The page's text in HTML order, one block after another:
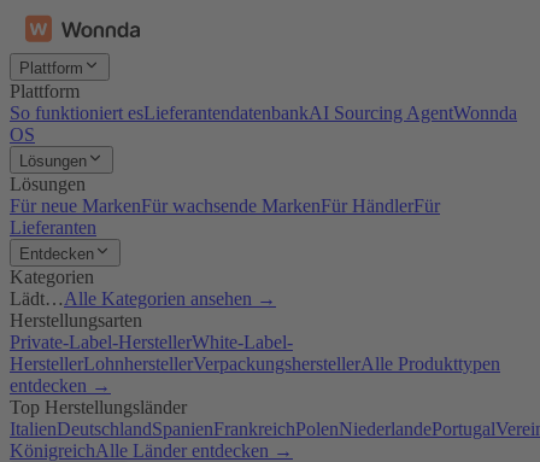
Plattform
Plattform
So funktioniert esLieferantendatenbankAI Sourcing AgentWonnda
OS
Lösungen
Lösungen
Für neue MarkenFür wachsende MarkenFür HändlerFür
Lieferanten
Entdecken
Kategorien
Lädt…Alle Kategorien ansehen →
Herstellungsarten
Private-Label-HerstellerWhite-Label-
HerstellerLohnherstellerVerpackungsherstellerAlle Produkttypen
entdecken →
Top Herstellungsländer
ItalienDeutschlandSpanienFrankreichPolenNiederlandePortugal
KönigreichAlle Länder entdecken →